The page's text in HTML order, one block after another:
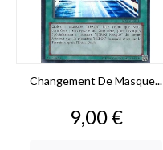
Changement De Masque...
Prix
9,00 €